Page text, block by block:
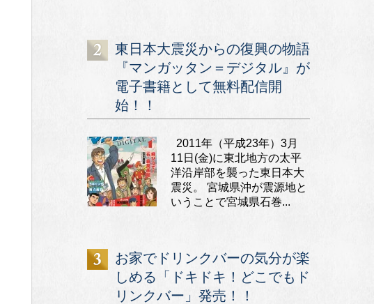
東日本大震災からの復興の物語
『マンガッタン＝デジタル』が
電子書籍として無料配信開
始！！
2011年（平成23年）3月
11日(金)に東北地方の太平
洋沿岸部を襲った東日本大
震災。 宮城県沖が震源地と
いうことで宮城県石巻...
お家でドリンクバーの気分が楽
しめる「ドキドキ！どこでもド
リンクバー」発売！！